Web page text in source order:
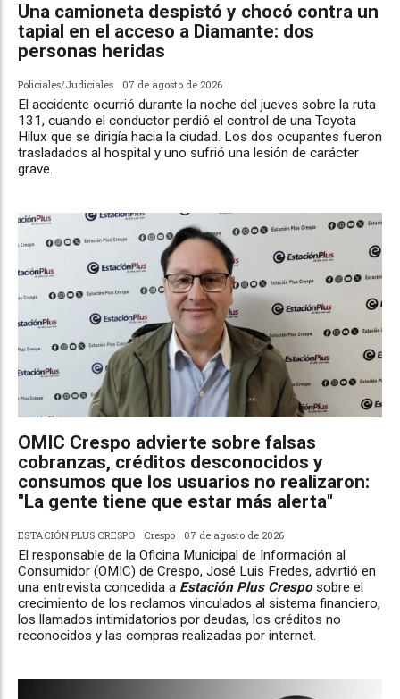
Una camioneta despistó y chocó contra un
tapial en el acceso a Diamante: dos
personas heridas
Policiales/Judiciales 07 de agosto de 2026
El accidente ocurrió durante la noche del jueves sobre la ruta
131, cuando el conductor perdió el control de una Toyota
Hilux que se dirigía hacia la ciudad. Los dos ocupantes fueron
trasladados al hospital y uno sufrió una lesión de carácter
grave.
OMIC Crespo advierte sobre falsas
cobranzas, créditos desconocidos y
consumos que los usuarios no realizaron:
"La gente tiene que estar más alerta"
ESTACIÓN PLUS CRESPO Crespo 07 de agosto de 2026
El responsable de la Oficina Municipal de Información al
Consumidor (OMIC) de Crespo, José Luis Fredes, advirtió en
una entrevista concedida a Estación Plus Cresposobre el
crecimiento de los reclamos vinculados al sistema financiero,
los llamados intimidatorios por deudas, los créditos no
reconocidos y las compras realizadas por internet.